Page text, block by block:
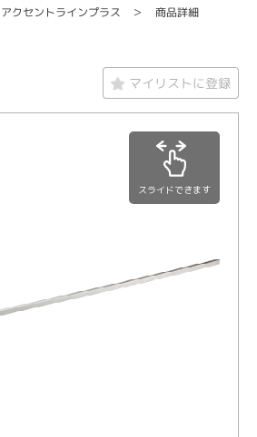
アクセントラインプラス 商品詳細
マイリストに登録
スライドできます